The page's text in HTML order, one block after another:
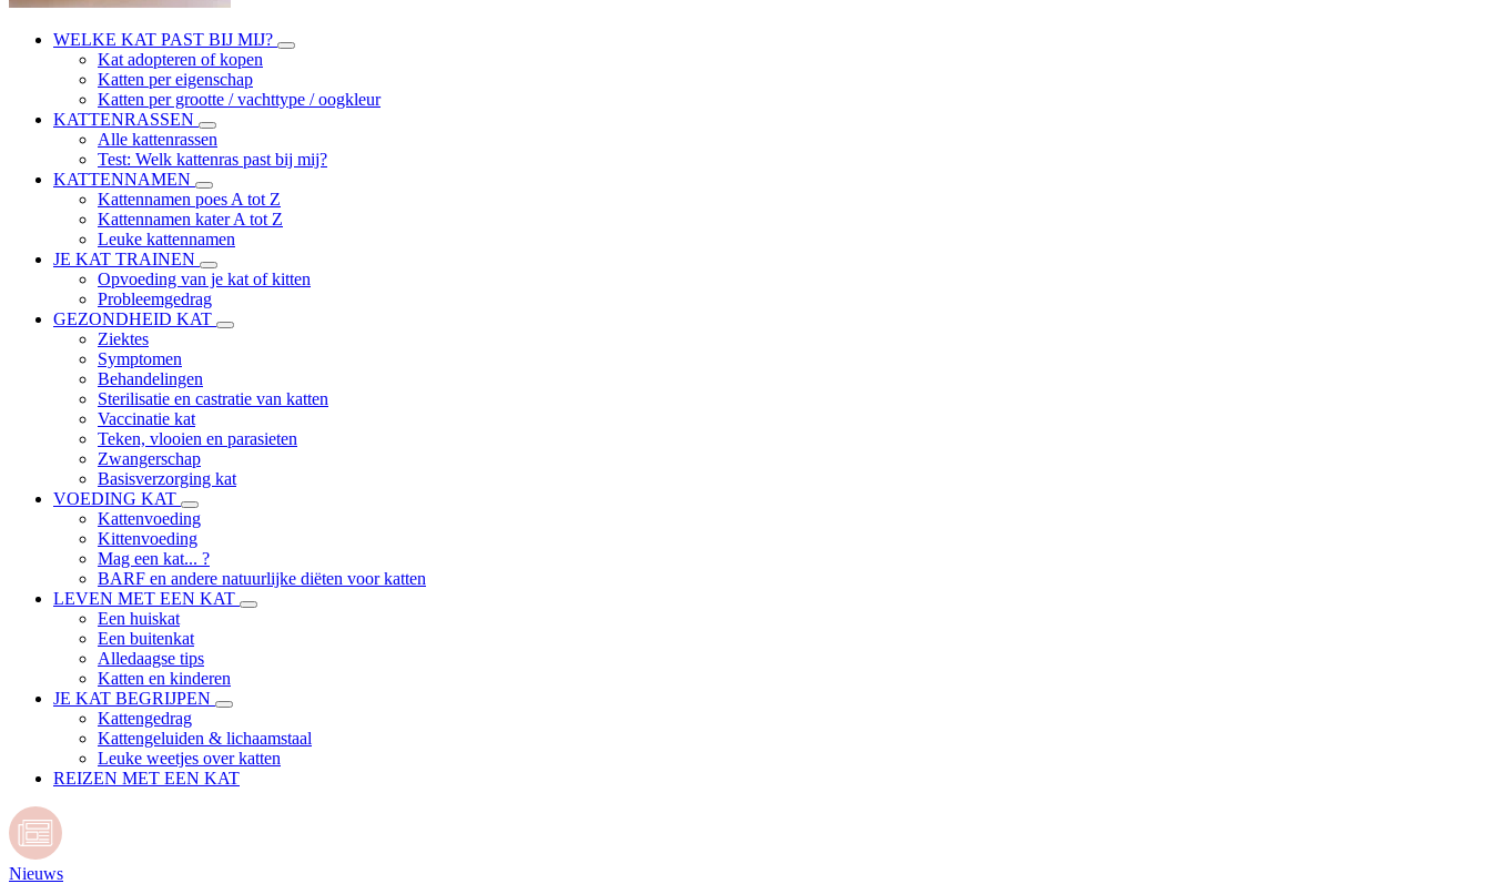
WELKE KAT PAST BIJ MIJ?
Kat adopteren of kopen
Katten per eigenschap
Katten per grootte / vachttype / oogkleur
KATTENRASSEN
Alle kattenrassen
Test: Welk kattenras past bij mij?
KATTENNAMEN
Kattennamen poes A tot Z
Kattennamen kater A tot Z
Leuke kattennamen
JE KAT TRAINEN
Opvoeding van je kat of kitten
Probleemgedrag
GEZONDHEID KAT
Ziektes
Symptomen
Behandelingen
Sterilisatie en castratie van katten
Vaccinatie kat
Teken, vlooien en parasieten
Zwangerschap
Basisverzorging kat
VOEDING KAT
Kattenvoeding
Kittenvoeding
Mag een kat... ?
BARF en andere natuurlijke diëten voor katten
LEVEN MET EEN KAT
Een huiskat
Een buitenkat
Alledaagse tips
Katten en kinderen
JE KAT BEGRIJPEN
Kattengedrag
Kattengeluiden & lichaamstaal
Leuke weetjes over katten
REIZEN MET EEN KAT
Nieuws